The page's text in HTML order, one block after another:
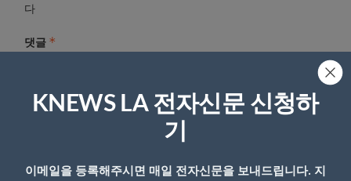
다
댓글 *
KNEWS LA 전자신문 신청하
기
이메일을 등록해주시면 매일 전자신문을 보내드립니다. 지